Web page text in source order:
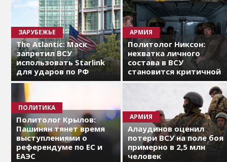
ЗАРУБЕЖЬЕ
The Atlantic: Маск
запретил ВСУ
использовать Starlink
для ударов по РФ
АРМИЯ
Политолог Никсон:
нехватка личного
состава в ВСУ
становится критичной
ПОЛИТИКА
Политолог Крылов:
Пашинян тянет время
выступлениями о
референдуме по ЕС и
ЕАЭС
АРМИЯ
Алаудинов оценил
потери ВСУ на поле боя
примерно в 2,5 млн
человек